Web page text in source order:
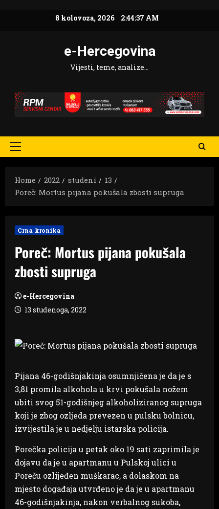
8 kolovoza, 2026 2:44:38 AM
e-Hercegovina
Vijesti, teme, analize…
Primary
Home
2022 studeni
13
Poreč: Mortus pijana pokušala zbosti supruga
Crna kronika
Poreč: Mortus pijana pokušala
zbosti supruga
e-Hercegovina
13 studenoga, 2022
Pijana 46-godišnjakinja osumnjičena je da je s
3,81 promila alkohola u krvi pokušala nožem
ubiti svog 51-godišnjeg alkoholiziranog supruga
koji je zbog ozljeda prevezen u pulsku bolnicu,
izvijestila je u nedjelju istarska policija.
Porečka policija u petak oko 19 sati zaprimila je
dojavu da je u apartmanu u Pulskoj ulici u
Poreču ozlijeđen muškarac, a dolaskom na
mjesto događaja utvrđeno je da je u apartmanu
46-godišnjakinja, nakon verbalnog sukoba,